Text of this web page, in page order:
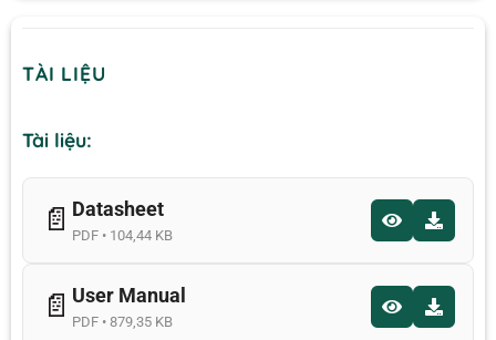
TÀI LIỆU
Tài liệu:
📄 Datasheet
PDF • 104,44 KB
📄 User Manual
PDF • 879,35 KB